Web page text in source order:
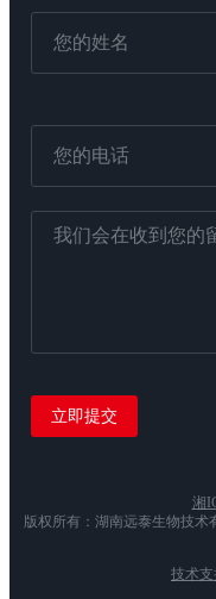
湘
版权所有：湖南远泰生物技
技术